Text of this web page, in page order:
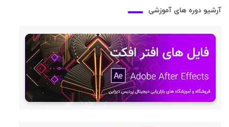
آرشیو دوره های آموزشی